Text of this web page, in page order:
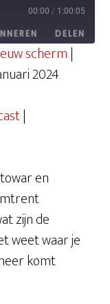
00:00 / 1:00:05
DELEN
scherm|
2024
|
en
zijn de
weet waar je
komt